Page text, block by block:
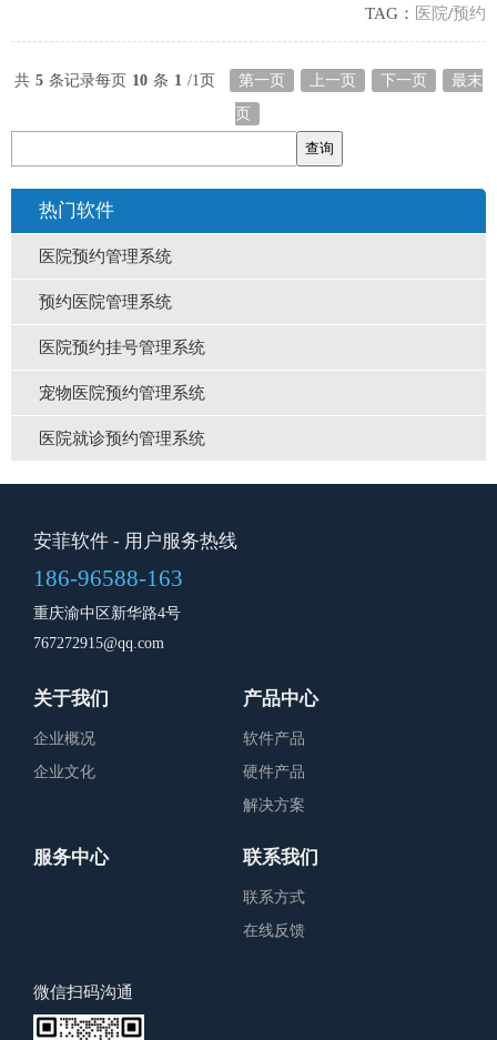
TAG： 医院/预约
共 5 条记录每页 10 条 1 /1页 第一页 上一页 下一页
最末
页
热门软件
医院预约管理系统
预约医院管理系统
医院预约挂号管理系统
宠物医院预约管理系统
医院就诊预约管理系统
安菲软件 - 用户服务热线
186-96588-163
重庆渝中区新华路4号
767272915@qq.com
关于我们
企业概况
企业文化
产品中心
软件产品
硬件产品
解决方案
服务中心 联系我们
联系方式
在线反馈
微信扫码沟通